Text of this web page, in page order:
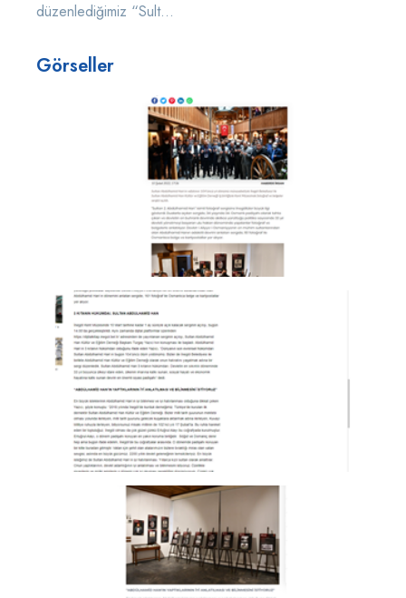
düzenlediğimiz “Sult...
Görseller